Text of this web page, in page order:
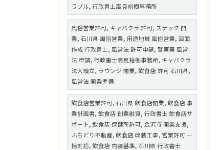
ラブル, 行政書士高見裕樹事務所
風俗営業許可, キャバクラ 許可, スナック 開
業, 石川県 風俗営業, 用途地域 風俗営業, 図面
作成 行政書士, 風営法 許可申請, 警察署 風営
法 申請, 行政書士高見裕樹事務所, キャバクラ
法人設立, ラウンジ 開業, 飲食店 許可 石川県,
風営法 開業準備
飲食店営業許可, 石川県 飲食店開業, 飲食店 事
業計画書, 飲食店 創業融資, 行政書士 飲食店サ
ポート, 飲食店 保健所許可, 金沢市 開業支援,
ふちどり不動産, 飲食店 改装工事, 営業許可 一
括対応, 飲食店 内装基準, 石川県 行政書士